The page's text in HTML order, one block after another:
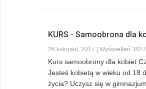
KURS - Samoobrona dla
26 listopad, 2017 | Wyświetleń:3827
Kurs samoobrony dla kobiet
Jesteś kobietą w wieku od 18
życia? Uczysz się w